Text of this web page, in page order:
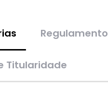
Regulamento
Titularidade